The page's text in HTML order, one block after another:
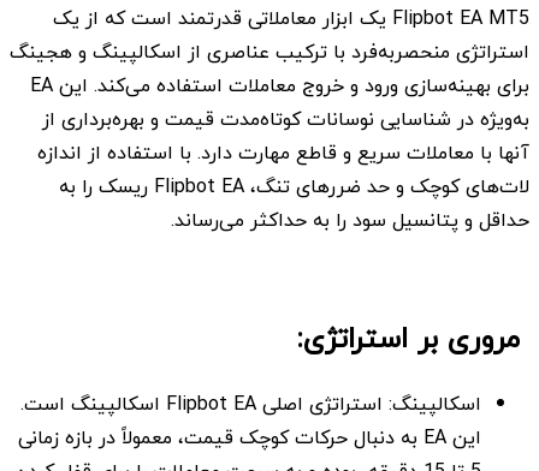
Flipbot EA MT5 یک ابزار معاملاتی قدرتمند است که از یک
استراتژی منحصربه‌فرد با ترکیب عناصری از اسکالپینگ و هجینگ
برای بهینه‌سازی ورود و خروج معاملات استفاده می‌کند. این EA
به‌ویژه در شناسایی نوسانات کوتاه‌مدت قیمت و بهره‌برداری از
آنها با معاملات سریع و قاطع مهارت دارد. با استفاده از اندازه
لات‌های کوچک و حد ضررهای تنگ، Flipbot EA ریسک را به
حداقل و پتانسیل سود را به حداکثر می‌رساند.
مروری بر استراتژی:
اسکالپینگ: استراتژی اصلی Flipbot EA اسکالپینگ است.
این EA به دنبال حرکات کوچک قیمت، معمولاً در بازه زمانی